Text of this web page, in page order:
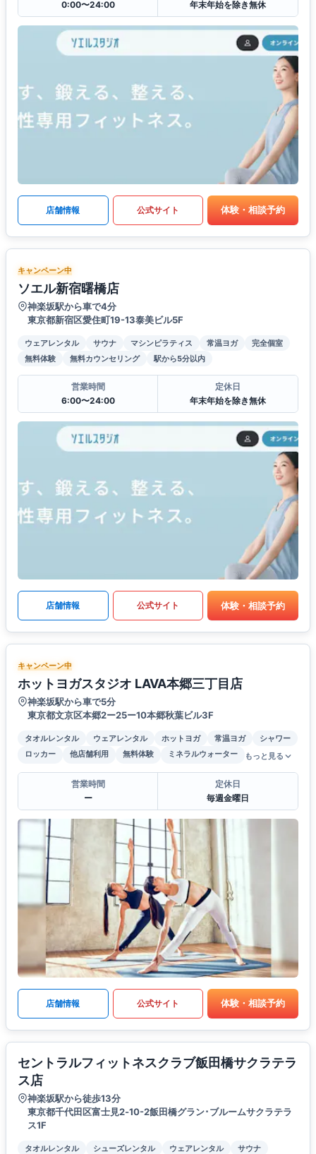
0:00〜24:00 年末年始を除き無休
店舗情報 公式サイト 体験・相談予約
キャンペーン中
ソエル新宿曙橋店
神楽坂駅から車で4分
東京都新宿区愛住町19-13泰美ビル5F
ウェアレンタル サウナ マシンピラティス 常温ヨガ
完全個室
無料体験
無料カウンセリング 駅から5分以内
営業時間
6:00〜24:00
定休日
年末年始を除き無休
店舗情報 公式サイト 体験・相談予約
キャンペーン中
ホットヨガスタジオ LAVA本郷三丁目店
神楽坂駅から車で5分
東京都文京区本郷2ー25ー10本郷秋葉ビル3F
タオルレンタル ウェアレンタル ホットヨガ 常温ヨガ
シャワー
ロッカー
他店舗利用 無料体験 ミネラルウォーター もっと見る
営業時間
ー
定休日
毎週金曜日
店舗情報 公式サイト 体験・相談予約
セントラルフィットネスクラブ飯田橋サクラテラ
ス店
神楽坂駅から徒歩13分
東京都千代田区富士見2‐10-2飯田橋グラン･ブルームサクラテラ
ス1F
タオルレンタル シューズレンタル ウェアレンタル
サウナ